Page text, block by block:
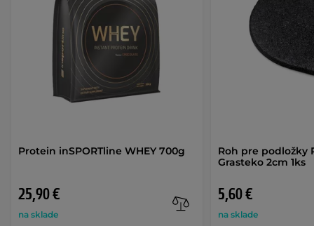
Protein inSPORTline WHEY 700g
25,90 €
na sklade
Roh pre podložky
Grasteko 2cm 1ks
5,60 €
na sklade